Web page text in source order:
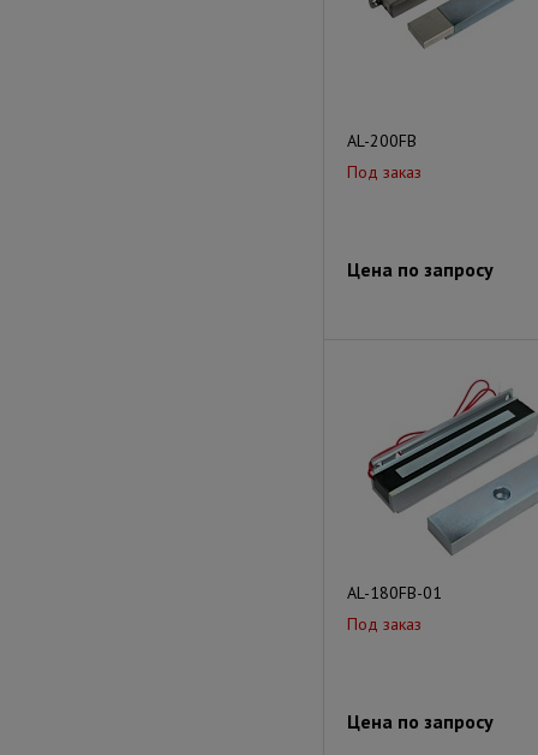
AL-200FB
Под заказ
Цена по запросу
AL-180FB-01
Под заказ
Цена по запросу